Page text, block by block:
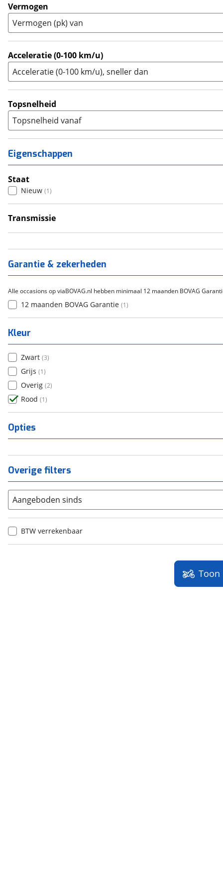
Trike (0)
Zijspan 0)
Vermogen
Vermogen (pk) van
Acceleratie (0-100 km/u)
Acceleratie (0-100 km/u), sneller dan
Topsnelheid
Topsnelheid vanaf
Eigenschappen
Staat
Nieuw (1)
Transmissie
Garantie & zekerheden
Alle occasions op viaBOVAG.nl hebben minimaal 12 maanden BOVAG
12 maanden BOVAG Garantie (1)
Kleur
Zwart (3)
Grijs (1)
Overig (2)
Rood (1)
Opties
Overige filters
Aangeboden sinds
BTW verrekenbaar
Toon